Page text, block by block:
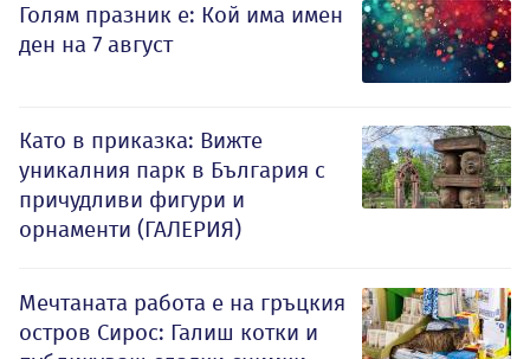
Голям празник е: Кой има имен
ден на 7 август
Като в приказка: Вижте
уникалния парк в България с
причудливи фигури и
орнаменти (ГАЛЕРИЯ)
Мечтаната работа е на гръцкия
остров Сирос: Галиш котки и